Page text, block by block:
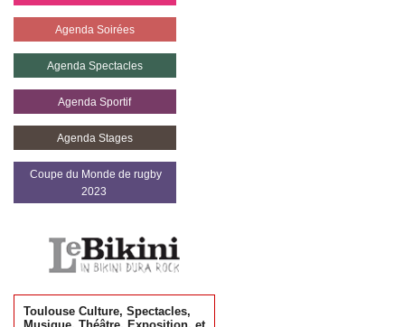
Agenda Soirées
Agenda Spectacles
Agenda Sportif
Agenda Stages
Coupe du Monde de rugby
2023
Toulouse Culture, Spectacles,